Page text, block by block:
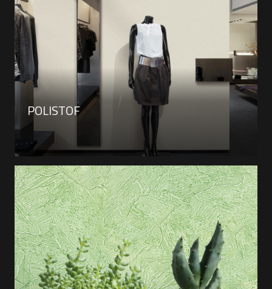
POLISTOF